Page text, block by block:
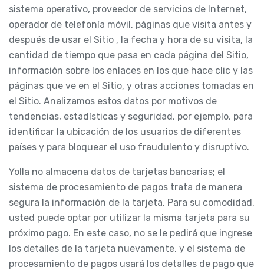
sistema operativo, proveedor de servicios de Internet,
operador de telefonía móvil, páginas que visita antes y
después de usar el Sitio , la fecha y hora de su visita, la
cantidad de tiempo que pasa en cada página del Sitio,
información sobre los enlaces en los que hace clic y las
páginas que ve en el Sitio, y otras acciones tomadas en
el Sitio. Analizamos estos datos por motivos de
tendencias, estadísticas y seguridad, por ejemplo, para
identificar la ubicación de los usuarios de diferentes
países y para bloquear el uso fraudulento y disruptivo.
Yolla no almacena datos de tarjetas bancarias; el
sistema de procesamiento de pagos trata de manera
segura la información de la tarjeta. Para su comodidad,
usted puede optar por utilizar la misma tarjeta para su
próximo pago. En este caso, no se le pedirá que ingrese
los detalles de la tarjeta nuevamente, y el sistema de
procesamiento de pagos usará los detalles de pago que